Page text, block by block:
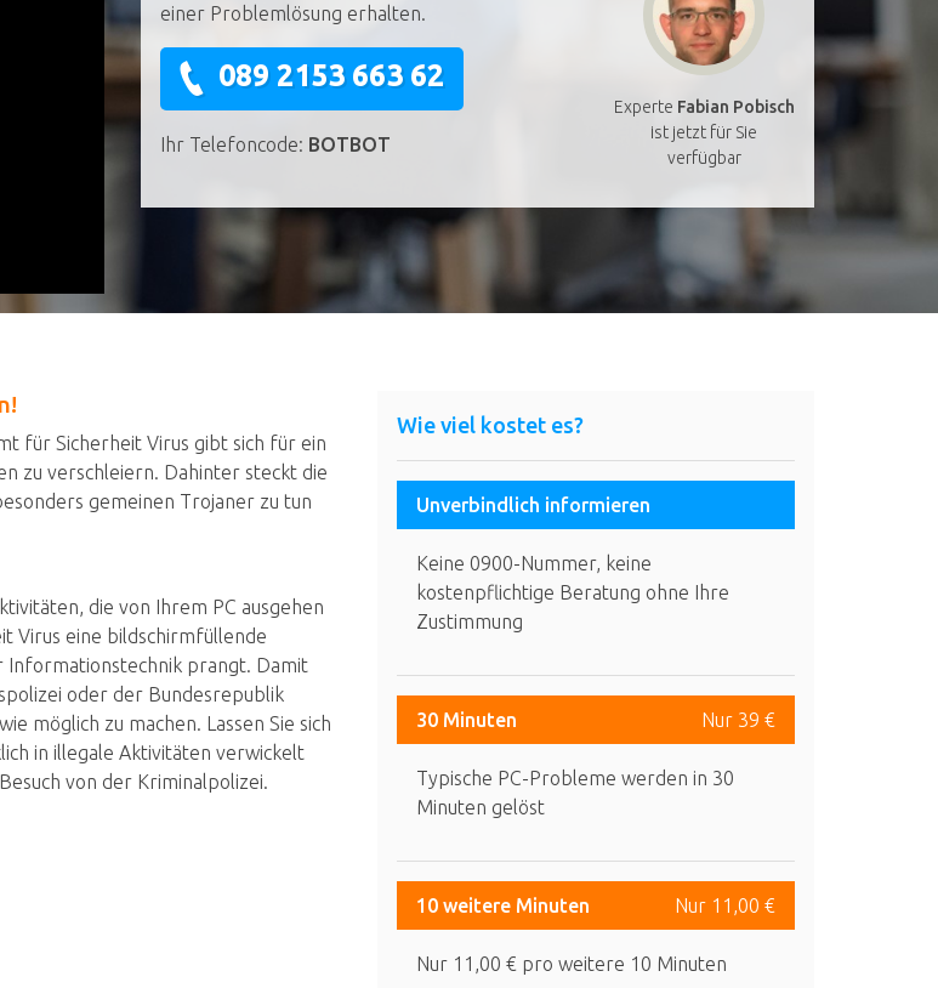
Experte Fabian Pobisch
ist jetzt für Sie
verfügbar
einer Problemlösung erhalten.
089 2153 663 62
Ihr Telefoncode: BOTBOT
für Sicherheit Virus gibt sich für ein
zu verschleiern. Dahinter steckt die
gemeinen Trojaner zu tun
die von Ihrem PC ausgehen
Virus eine bildschirmfüllende
Informationstechnik prangt. Damit
oder der Bundesrepublik
möglich zu machen. Lassen Sie sich
in illegale Aktivitäten verwickelt
von der Kriminalpolizei.
Wie viel kostet es?
Unverbindlich informieren
Keine 0900-Nummer, keine
kostenpflichtige Beratung ohne Ihre
Zustimmung
30 Minuten Nur 39 €
Typische PC-Probleme werden in 30
Minuten gelöst
10 weitere Minuten Nur 11,00 €
Nur 11,00 € pro weitere 10 Minuten